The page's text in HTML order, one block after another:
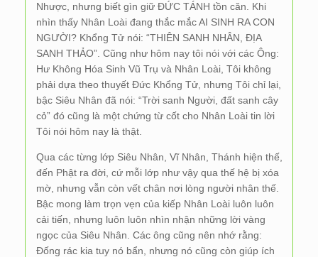
Nhược, nhưng biết gìn giữ ĐỨC TÁNH tồn căn. Khi
nhìn thấy Nhân Loài đang thắc mắc AI SINH RA CON
NGƯỜI? Khổng Tử nói: “THIÊN SANH NHÂN, ĐỊA
SANH THẢO”. Cũng như hôm nay tôi nói với các Ông:
Hư Không Hóa Sinh Vũ Trụ và Nhân Loài, Tôi không
phải dựa theo thuyết Đức Khổng Tử, nhưng Tôi chỉ lại,
bậc Siêu Nhân đã nói: “Trời sanh Người, đất sanh cây
cỏ” đó cũng là một chứng từ cốt cho Nhân Loài tin lời
Tôi nói hôm nay là thật.
Qua các từng lớp Siêu Nhân, Vĩ Nhân, Thánh hiện thế,
đến Phật ra đời, cứ mỗi lớp như vậy qua thế hệ bị xóa
mờ, nhưng vẫn còn vết chân nơi lòng người nhân thế.
Bậc mong làm trọn vẹn của kiếp Nhân Loài luôn luôn
cải tiến, nhưng luôn luôn nhìn nhận những lời vàng
ngọc của Siêu Nhân. Các ông cũng nên nhớ rằng:
Đống rác kia tuy nó bẩn, nhưng nó cũng còn giúp ích